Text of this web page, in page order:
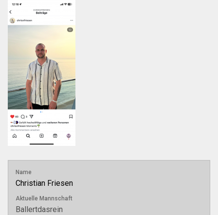
Name
Christian Friesen
Aktuelle Mannschaft
Ballertdasrein